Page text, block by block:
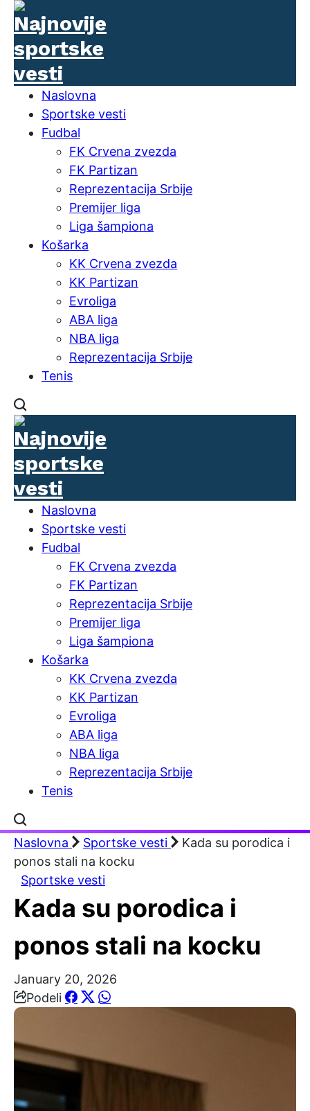
Naslovna
Sportske vesti
Fudbal
FK Crvena zvezda
FK Partizan
Reprezentacija Srbije
Premijer liga
Liga šampiona
Košarka
KK Crvena zvezda
KK Partizan
Evroliga
ABA liga
NBA liga
Reprezentacija Srbije
Tenis
Naslovna
Sportske vesti
Fudbal
FK Crvena zvezda
FK Partizan
Reprezentacija Srbije
Premijer liga
Liga šampiona
Košarka
KK Crvena zvezda
KK Partizan
Evroliga
ABA liga
NBA liga
Reprezentacija Srbije
Tenis
Naslovna Sportske vesti
Kada su porodica i
ponos stali na kocku
Sportske vesti
Kada su porodica i
ponos stali na kocku
January 20, 2026
Podeli